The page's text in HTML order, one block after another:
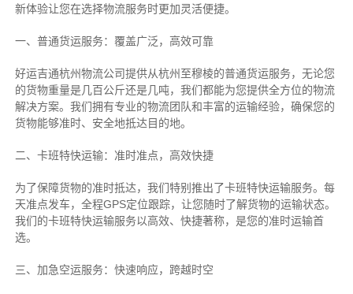
新体验让您在选择物流服务时更加灵活便捷。
一、普通货运服务：覆盖广泛，高效可靠
好运吉通杭州物流公司提供从杭州至穆棱的普通货运服务，无论您
的货物重量是几百公斤还是几吨，我们都能为您提供全方位的物流
解决方案。我们拥有专业的物流团队和丰富的运输经验，确保您的
货物能够准时、安全地抵达目的地。
二、卡班特快运输：准时准点，高效快捷
为了保障货物的准时抵达，我们特别推出了卡班特快运输服务。每
天准点发车，全程GPS定位跟踪，让您随时了解货物的运输状态。
我们的卡班特快运输服务以高效、快捷著称，是您的准时运输首
选。
三、加急空运服务：快速响应，跨越时空